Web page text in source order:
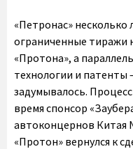
«Петронас» несколько
ограниченные тиражи
«Протона», а
технологии и патенты
задумывалось. Процесс
время спонсор
автоконцернов Китая
«Протон» вернулся к